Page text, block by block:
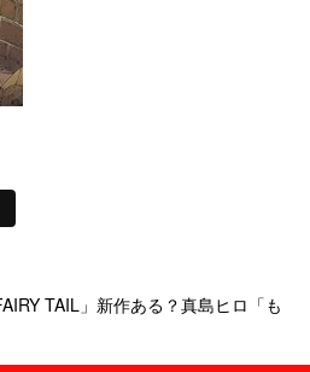
TAIL」新作ある？真島ヒロ「も